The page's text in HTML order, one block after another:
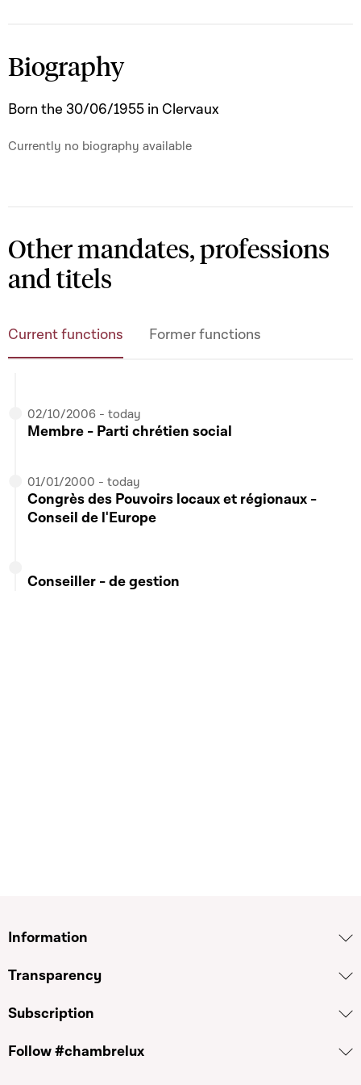
Parlementaires"
11/07/2024 - today
et européennes, de la Coopération, du
scoutisme
Biography
Born the 30/06/1955 in Clervaux
Currently no biography available
Other mandates, professions
and titels
Current functions Former functions
02/10/2006 - today
Membre - Parti chrétien social
01/01/2000 - today
Congrès des Pouvoirs locaux et régionaux -
Conseil de l'Europe
Conseiller - de gestion
Information
Transparency
Subscription
Follow #chambrelux